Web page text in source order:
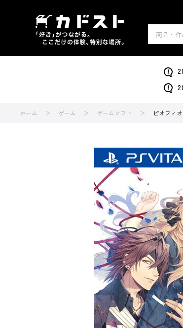
ホーム ゲーム ゲームソフト ピオフィ